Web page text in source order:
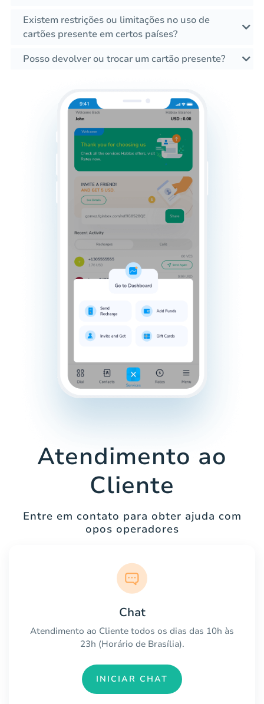
Existem restrições ou limitações no uso de
cartões presente em certos países?
Posso devolver ou trocar um cartão presente?
Atendimento ao
Cliente
Entre em contato para obter ajuda com
opos operadores
Chat
Atendimento ao Cliente todos os dias das 10h às
23h (Horário de Brasília).
INICIAR CHAT